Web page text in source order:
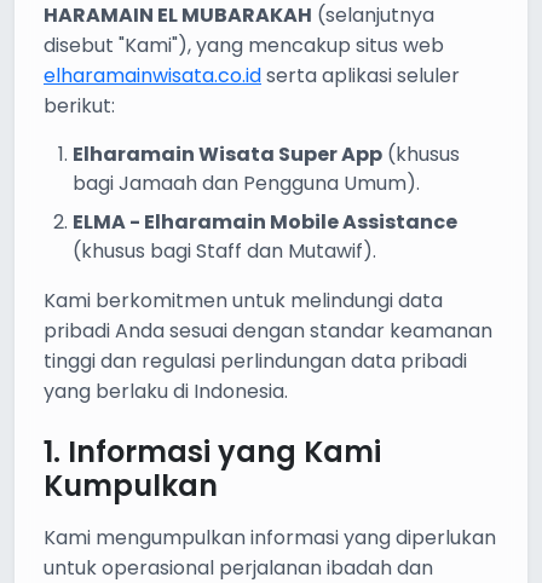
HARAMAIN EL MUBARAKAH (selanjutnya
disebut "Kami"), yang mencakup situs web
elharamainwisata.co.idserta aplikasi seluler
berikut:
Elharamain Wisata Super App (khusus
bagi Jamaah dan Pengguna Umum).
ELMA - Elharamain Mobile Assistance
(khusus bagi Staff dan Mutawif).
Kami berkomitmen untuk melindungi data
pribadi Anda sesuai dengan standar keamanan
tinggi dan regulasi perlindungan data pribadi
yang berlaku di Indonesia.
1. Informasi yang Kami
Kumpulkan
Kami mengumpulkan informasi yang diperlukan
untuk operasional perjalanan ibadah dan